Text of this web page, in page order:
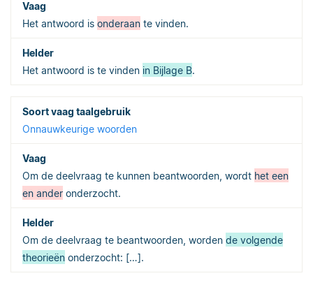
Het antwoord is onderaan te vinden.
Het antwoord is te vinden in Bijlage B.
Onnauwkeurige woorden
Om de deelvraag te kunnen beantwoorden, wordt het een
en ander onderzocht.
Om de deelvraag te beantwoorden, worden de volgende
theorieën onderzocht: […].